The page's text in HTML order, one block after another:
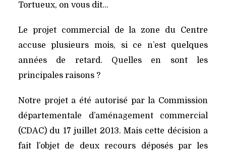
Tortueux, on vous dit…
Le projet commercial de la zone du Centre
accuse plusieurs mois, si ce n’est quelques
années de retard. Quelles en sont les
principales raisons ?
Notre projet a été autorisé par la Commission
départementale d’aménagement commercial
(CDAC) du 17 juillet 2013. Mais cette décision a
fait l’objet de deux recours déposés par les